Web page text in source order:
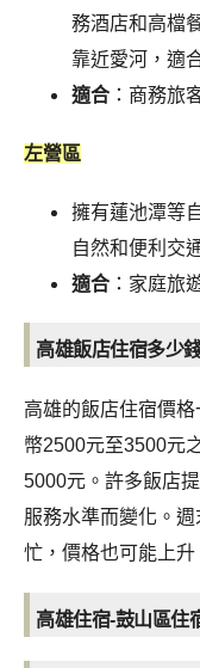
務酒店和高檔
靠近愛河，適
適合 ：商務旅
左營區
擁有蓮池潭等
自然和便利交
適合 ：家庭旅
高雄飯店住宿多少
高雄的飯店住宿價
幣2500元至3500元
5000元。許多飯店
服務水準而變化。
忙，價格也可能上升
高雄住宿-鼓山區住